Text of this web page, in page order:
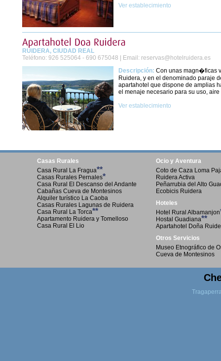
Ver establecimiento
RUIDERA, CIUDAD REAL
Teléfono: 926 525064 - 690 675048 | Email: reservas@hotelruidera.es
Descripción: Con unas magn�ficas
Ruidera, y en el denominado paraje
apartahotel que dispone de amplias
el menaje necesario para su uso,
Ver establecimiento
Casas Rurales
Casa Rural La Fragua**
Casas Rurales Pernales*
Casa Rural El Descanso del Andante
Cabañas Cueva de Montesinos
Alquiler turístico La Caoba
Casas Rurales Lagunas de Ruidera
Casa Rural La Torca**
Apartamento Ruidera y Tomelloso
Casa Rural El Lio
Ocio y Aventura
Coto de Caza Loma
Ruidera Activa
Peñarrubia del Alto
Ecobicis Ruidera
Hoteles
Hotel Rural Albamanjon
Hostal Guadiana**
Apartahotel Doña
Otros Servicios
Museo Etnográfico de
Cueva de Montesinos